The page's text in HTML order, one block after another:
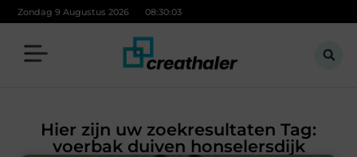
Zondag 9 Augustus 2026 08:30:03
Hier zijn uw zoekresultaten Tag:
voerbak duiven honselersdijk